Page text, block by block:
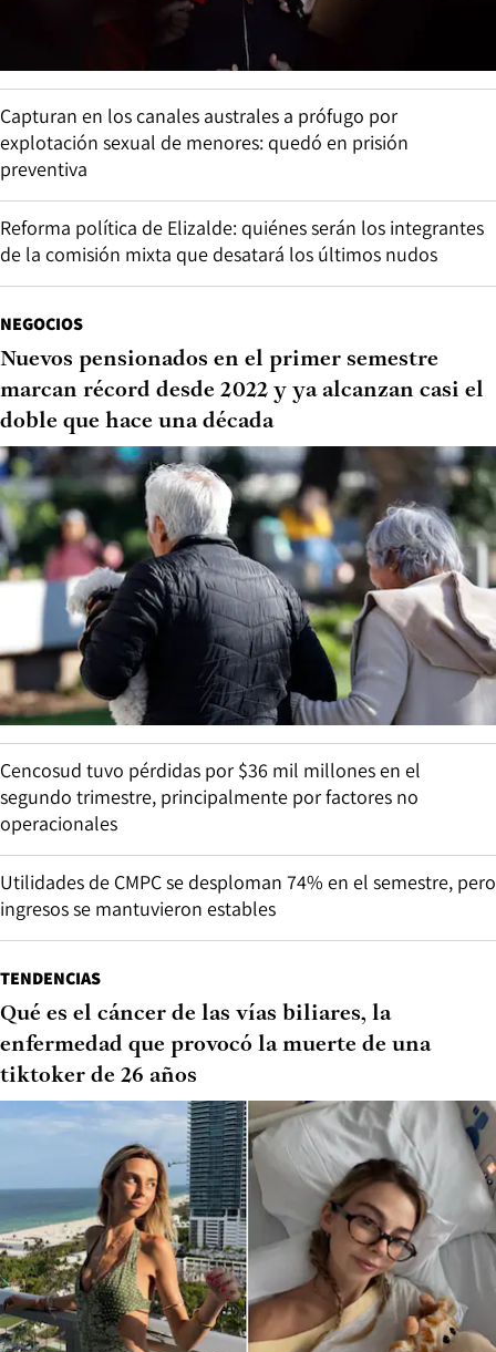
Capturan en los canales australes a prófugo por
explotación sexual de menores: quedó en prisión
preventiva
Reforma política de Elizalde: quiénes serán los integrantes
de la comisión mixta que desatará los últimos nudos
NEGOCIOS
Nuevos pensionados en el primer semestre
marcan récord desde 2022 y ya alcanzan casi el
doble que hace una década
Cencosud tuvo pérdidas por $36 mil millones en el
segundo trimestre, principalmente por factores no
operacionales
Utilidades de CMPC se desploman 74% en el semestre, pero
ingresos se mantuvieron estables
TENDENCIAS
Qué es el cáncer de las vías biliares, la
enfermedad que provocó la muerte de una
tiktoker de 26 años